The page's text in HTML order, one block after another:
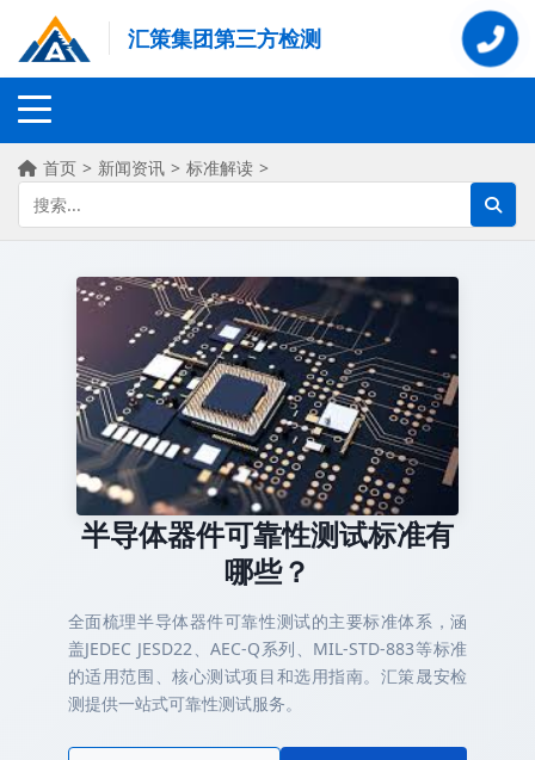
汇策集团第三方检测
首页 > 新闻资讯 > 标准解读 >
半导体器件可靠性测试标准有
哪些？
全面梳理半导体器件可靠性测试的主要标准体系，涵
盖JEDEC JESD22、AEC-Q系列、MIL-STD-883等标准
的适用范围、核心测试项目和选用指南。汇策晟安检
测提供一站式可靠性测试服务。